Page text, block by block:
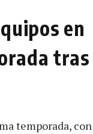
en
tras
temporada, con